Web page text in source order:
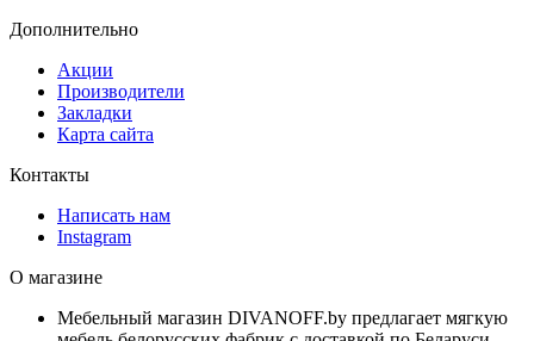
Дополнительно
Акции
Производители
Закладки
Карта сайта
Контакты
Написать нам
Instagram
О магазине
Мебельный магазин DIVANOFF.by предлагает мягкую